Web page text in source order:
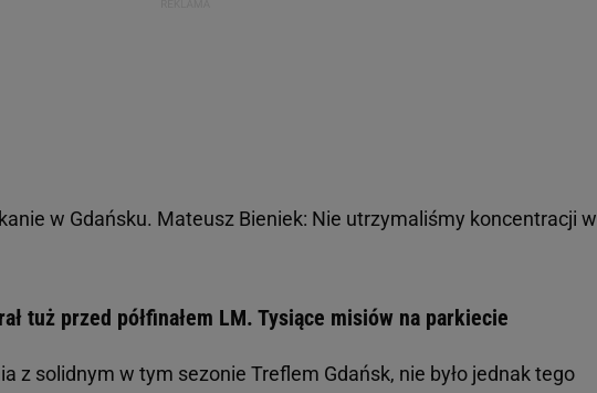
w Gdańsku. Mateusz Bieniek: Nie utrzymaliśmy koncentracji w
tuż przed półfinałem LM. Tysiące misiów na parkiecie
z solidnym w tym sezonie Treflem Gdańsk, nie było jednak tego